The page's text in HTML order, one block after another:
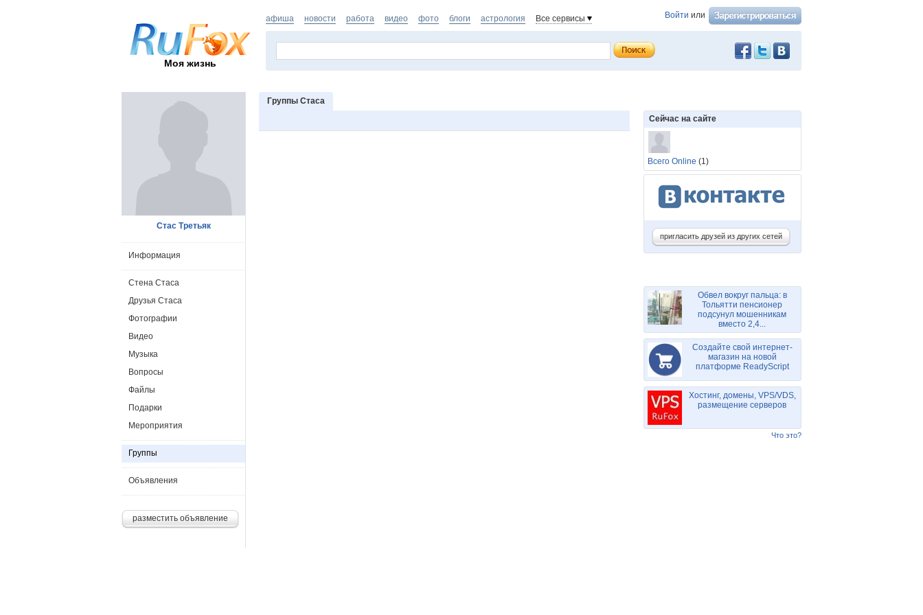
Моя жизнь
Войти или
афиша новости работа видео фото блоги астрология Все сервисы
Группы Стаса
Стас Третьяк
Информация
Стена Стаса
Друзья Стаса
Фотографии
Видео
Музыка
Вопросы
Файлы
Подарки
Мероприятия
Группы
Объявления
разместить объявление
Сейчас на сайте
Всего Online (1)
пригласить друзей из других сетей
Обвел вокруг пальца: в
Тольятти пенсионер
подсунул мошенникам
вместо 2,4...
Создайте свой интернет-
магазин на новой
платформе ReadyScript
Хостинг, домены, VPS/VDS,
размещение серверов
Что это?